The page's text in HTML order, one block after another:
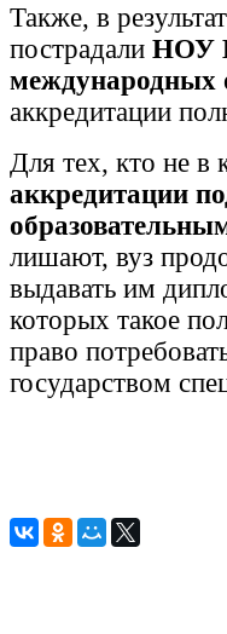
Также, в
пострадали НОУ
международных
аккредитации
Для тех, кто не в
аккредитации
лишают, вуз
выдавать им
которых такое
право
государством